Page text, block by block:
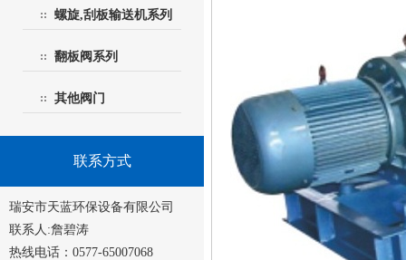
螺旋,刮板输送机系列
翻板阀系列
其他阀门
联系方式
瑞安市天蓝环保设备有限公司
联系人:詹碧涛
热线电话：0577-65007068